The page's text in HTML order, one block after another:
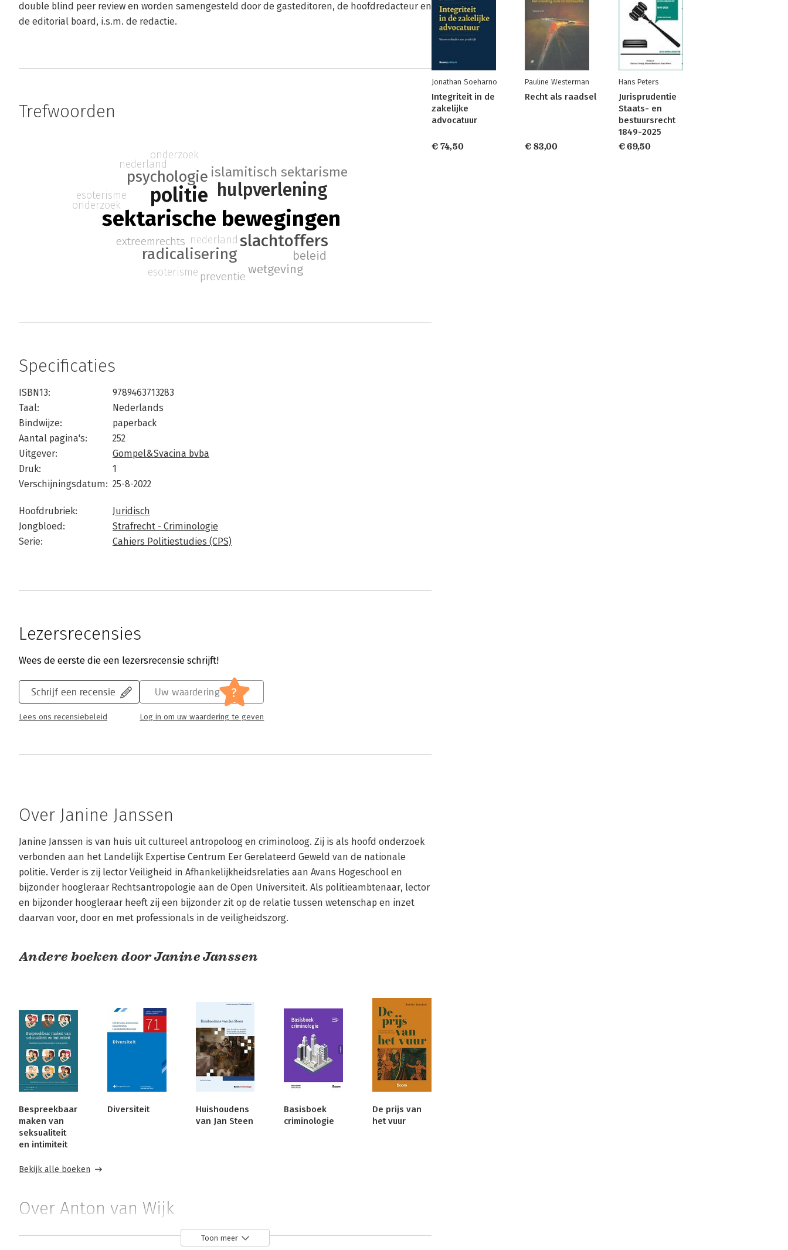
double blind peer review en worden samengesteld door de gasteditoren, de hoofdredacteur en
de editorial board, i.s.m. de redactie.
Trefwoorden
sektarische bewegingen
politie hulpverlening
slachtoffers
radicalisering
psychologie islamitisch sektarisme
beleid
wetgeving
preventie
extreemrechts
esoterisme
nederland
onderzoek
esoterisme
nederland
onderzoek
Specificaties
ISBN13:
9789463713283
Taal:
Nederlands
Bindwijze:
paperback
Aantal pagina's:
252
Uitgever:
Gompel&Svacina bvba
Druk:
1
Verschijningsdatum: 25-8-2022
Hoofdrubriek:
Juridisch
Jongbloed:
Strafrecht - Criminologie
Serie:
Cahiers Politiestudies (CPS)
Lezersrecensies
Wees de eerste die een lezersrecensie schrijft!
Schrijf een recensie
Lees ons recensiebeleid
Uw waardering ?
Log in om uw waardering te geven
Over Janine Janssen
Janine Janssen is van huis uit cultureel antropoloog en criminoloog. Zij is als hoofd onderzoek
verbonden aan het Landelijk Expertise Centrum Eer Gerelateerd Geweld van de nationale
politie. Verder is zij lector Veiligheid in Afhankelijkheidsrelaties aan Avans Hogeschool en
bijzonder hoogleraar Rechtsantropologie aan de Open Universiteit. Als politieambtenaar, lector
en bijzonder hoogleraar heeft zij een bijzonder zit op de relatie tussen wetenschap en inzet
daarvan voor, door en met professionals in de veiligheidszorg.
Andere boeken door Janine Janssen
Bespreekbaar
maken van
seksualiteit
en intimiteit
Diversiteit
Huishoudens
van Jan Steen
Basisboek
criminologie
De prijs van
het vuur
Bekijk alle boeken
Over Anton van Wijk
Dr. mr. A. van Wijk is criminoloog en werkt als senioronderzoeker bij de Politieacademie. Hij
Toon meer
Jonathan Soeharno
Integriteit in de
zakelijke
advocatuur
€ 74,50
Pauline Westerman
Recht als raadsel
€ 83,00
Hans Peters
Jurisprudentie
Staats- en
bestuursrecht
1849-2025
€ 69,50